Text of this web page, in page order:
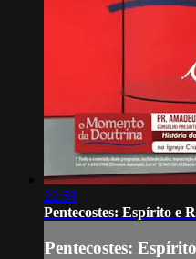
22:59
Pentecostes: Espírito e
Pentecostes: